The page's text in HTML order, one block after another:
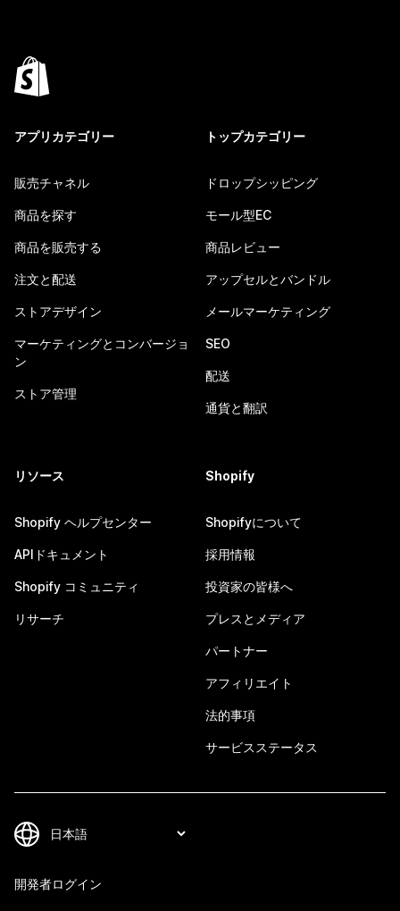
アプリカテゴリー
販売チャネル
商品を探す
商品を販売する
注文と配送
ストアデザイン
マーケティングとコンバージョ
ン
ストア管理
トップカテゴリー
ドロップシッピング
モール型EC
商品レビュー
アップセルとバンドル
メールマーケティング
SEO
配送
通貨と翻訳
リソース
Shopify ヘルプセンター
APIドキュメント
Shopify コミュニティ
リサーチ
Shopify
Shopifyについて
採用情報
投資家の皆様へ
プレスとメディア
パートナー
アフィリエイト
法的事項
サービスステータス
開発者ログイン